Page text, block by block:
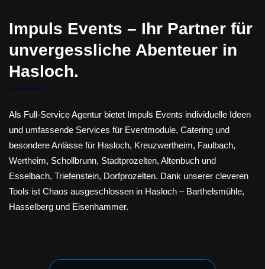
Impuls Events – Ihr Partner für
unvergessliche Abenteuer in
Hasloch.
Als Full-Service Agentur bietet Impuls Events individuelle Ideen
und umfassende Services für Eventmodule, Catering und
besondere Anlässe für Hasloch, Kreuzwertheim, Faulbach,
Wertheim, Schollbrunn, Stadtprozelten, Altenbuch und
Esselbach, Triefenstein, Dorfprozelten. Dank unserer cleveren
Tools ist Chaos ausgeschlossen in Hasloch – Barthelsmühle,
Hasselberg und Eisenhammer.